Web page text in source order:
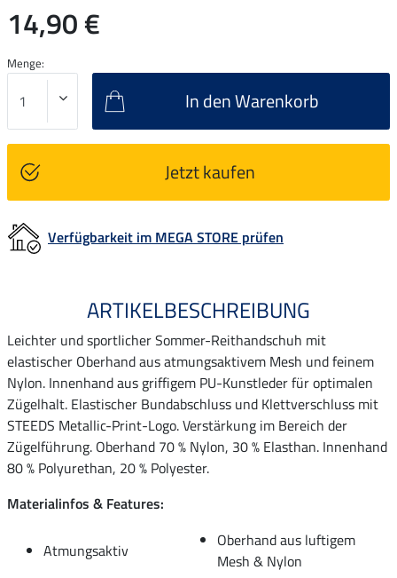
14,90 €
Menge:
In den Warenkorb
Jetzt kaufen
Verfügbarkeit im MEGA STORE prüfen
ARTIKELBESCHREIBUNG
Leichter und sportlicher Sommer-Reithandschuh mit
elastischer Oberhand aus atmungsaktivem Mesh und feinem
Nylon. Innenhand aus griffigem PU-Kunstleder für optimalen
Zügelhalt. Elastischer Bundabschluss und Klettverschluss mit
STEEDS Metallic-Print-Logo. Verstärkung im Bereich der
Zügelführung. Oberhand 70 % Nylon, 30 % Elasthan. Innenhand
80 % Polyurethan, 20 % Polyester.
Materialinfos & Features:
Atmungsaktiv
Oberhand aus luftigem
Mesh & Nylon